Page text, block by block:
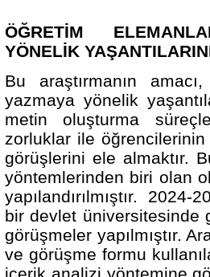
ÖĞRETİM
YÖNELİK
Bu araştırmanın
yazmaya yönelik
metin oluşturma
zorluklar ile
görüşlerini ele almaktır.
yöntemlerinden biri olan
yapılandırılmıştır.
bir devlet üniversitesinde
görüşmeler yapılmıştır.
ve görüşme formu